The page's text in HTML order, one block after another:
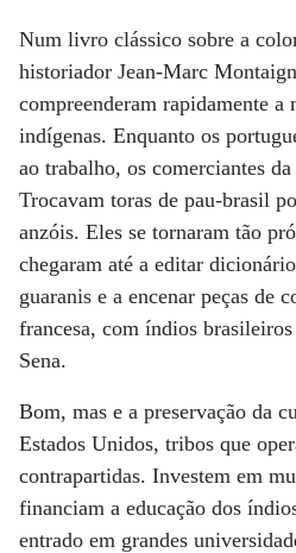
Num livro clássico sobre a
historiador Jean-Marc
compreenderam rapidamente a
indígenas. Enquanto os
ao trabalho, os comerciantes
Trocavam toras de pau-brasil
anzóis. Eles se tornaram tão
chegaram até a editar
guaranis e a encenar peças de
francesa, com índios
Sena.
Bom, mas e a preservação da
Estados Unidos, tribos que
contrapartidas. Investem em
financiam a educação dos
entrado em grandes